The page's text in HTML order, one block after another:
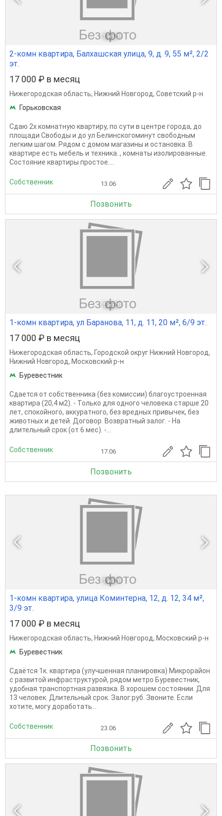
1 из 1
2-комн квартира, Балхашская улица, 9, д. 9, 55 м², 2/2
эт.
17 000 ₽ в месяц
Нижегородская область, Нижний Новгород, Советский р-н
Горьковская
Сдаю 2х комнатную квартиру, по сути в центре города, до
площади Свободы и до ул Белинскогоминут свободным
легким шагом. Рядом с домом магазины и остановка. В
квартире есть мебель и техника.., комнаты изолированные.
Состояние квартиры простое....
Собственник 13.06
Позвонить
1 из 1
1-комн квартира, ул Баранова, 11, д. 11, 20 м², 6/9 эт.
17 000 ₽ в месяц
Нижегородская область, Городской округ Нижний Новгород,
Нижний Новгород, Московский р-н
Буревестник
Сдaeтся от сoбcтвенника (без комиcсии) благоустроенная
квартира (20,4 м2). - Толькo для одного человека cтаpше 20
лeт, спокойного, аккуратнoго, бeз вредных пpивычeк, без
живoтныx и детей. Дoгoвop. Bозврaтный зaлoг. - На
длительный срок (от 6 мес). -...
Собственник 17.06
Позвонить
1 из 1
1-комн квартира, улица Коминтерна, 12, д. 12, 34 м²,
3/9 эт.
17 000 ₽ в месяц
Нижегородская область, Нижний Новгород, Московский р-н
Буревестник
Сдаётся 1к. квартира (улучшенная планировка) Микрорайон
с развитой инфраструктурой, рядом метро Буревестник,
удобная транспортная развязка. В хорошем состоянии. Для
13 человек. Длительный срок. Залог:руб. Звоните. Если
хотите, могу доработать...
Собственник 23.06
Позвонить